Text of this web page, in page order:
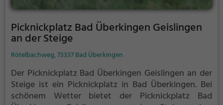
Picknickplatz Bad Überkingen Geislingen
an der Steige
Rötelbachweg, 73337 Bad Überkingen
Der Picknickplatz Bad Überkingen Geislingen an der
Steige ist ein Picknickplatz in Bad Überkingen. Bei
schönem Wetter bietet der Picknickplatz Bad